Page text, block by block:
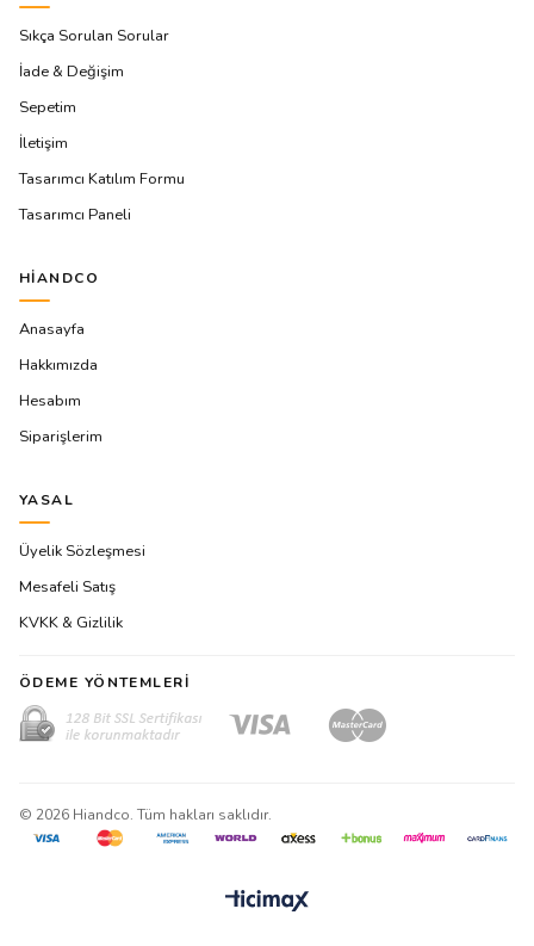
Sıkça Sorulan Sorular
İade & Değişim
Sepetim
İletişim
Tasarımcı Katılım Formu
Tasarımcı Paneli
HIANDCO
Anasayfa
Hakkımızda
Hesabım
Siparişlerim
YASAL
Üyelik Sözleşmesi
Mesafeli Satış
KVKK & Gizlilik
ÖDEME YÖNTEMLERI
© 2026 Hiandco. Tüm hakları saklıdır.